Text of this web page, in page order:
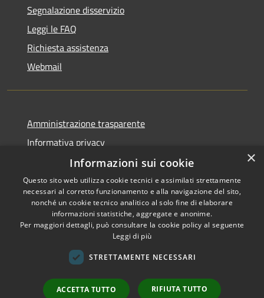
Segnalazione disservizio
Leggi le FAQ
Richiesta assistenza
Webmail
Amministrazione trasparente
Informativa privacy
Dichiarazione di accessibilità
Whistleblowing - segnalazione illeciti
Copyright © 2026 • Comune di
Municipium•
Accesso
×
Informazioni sui cookie
Questo sito web utilizza cookie tecnici e assimilati strettamente
necessari al corretto funzionamento e alla navigazione del sito,
nonché un cookie tecnico analitico al solo fine di elaborare
informazioni statistiche, aggregate e anonime.
Per maggiori dettagli, può consultare la cookie policy al seguente
Leggi di più
STRETTAMENTE NECESSARI
ACCETTA TUTTO RIFIUTA TUTTO